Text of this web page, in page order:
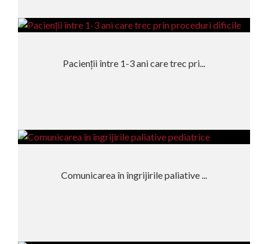
Pacienții între 1-3 ani care trec pri...
Comunicarea în îngrijirile paliative ...